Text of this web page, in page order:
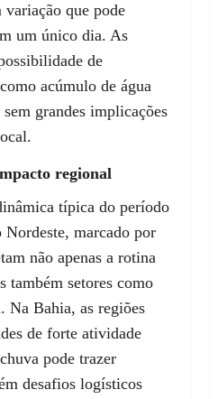
que pode
um único dia. As
de
acúmulo de água
grandes implicações
regional
típica do período
Nordeste, marcado por
não apenas a rotina
também setores como
Na Bahia, as regiões
de forte atividade
pode trazer
desafios logísticos